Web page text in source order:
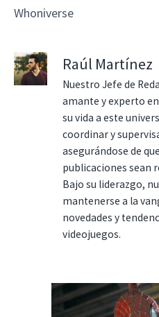
Whoniverse
Raúl Martínez
Nuestro Jefe de
amante y experto
su vida a este
coordinar y
asegurándose de
publicaciones sean
Bajo su liderazgo,
mantenerse a la
novedades y
videojuegos.